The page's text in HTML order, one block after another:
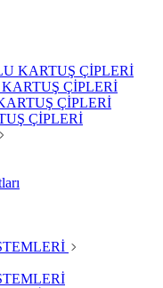
KARTUŞ ÇİPLERİ
ÇİPLERİ
ÇİPLERİ
ÇİPLERİ